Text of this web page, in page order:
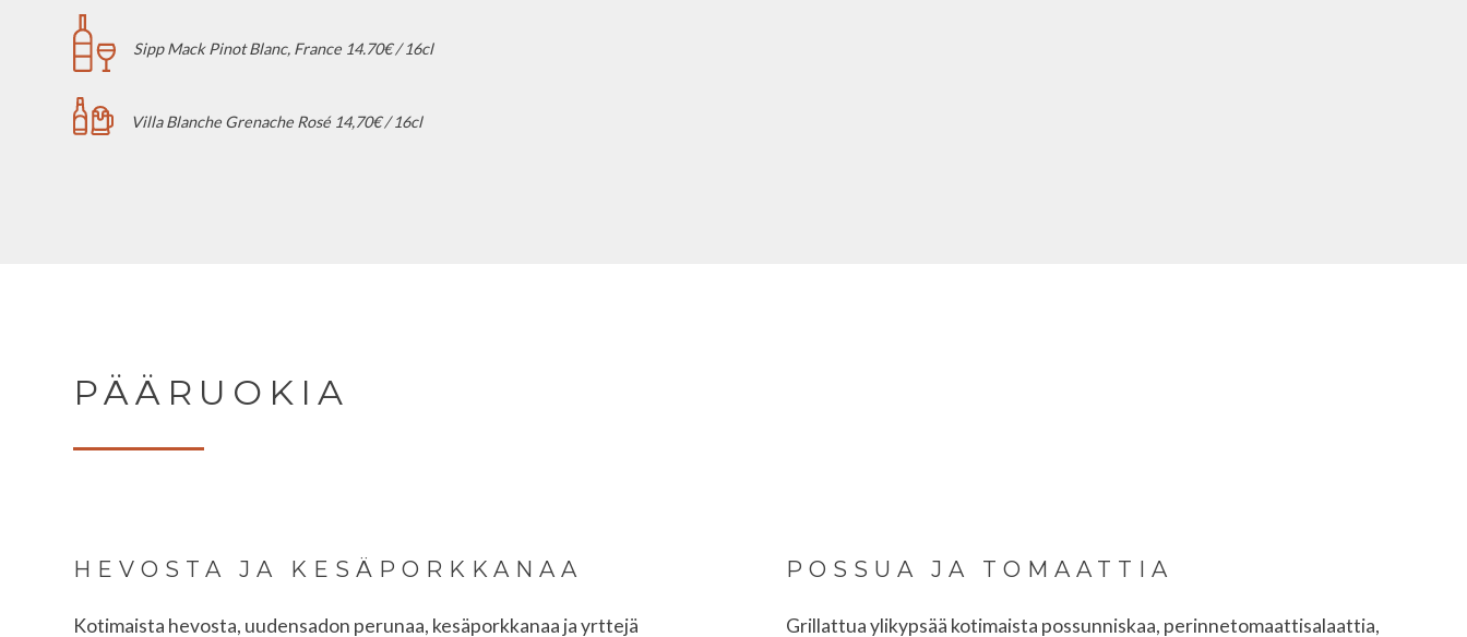
Sipp Mack Pinot Blanc, France 14.70€ / 16cl
Villa Blanche Grenache Rosé 14,70€ / 16cl
PÄÄRUOKIA
HEVOSTA JA KESÄPORKKANAA
Kotimaista hevosta, uudensadon perunaa, kesäporkkanaa ja yrttejä
POSSUA JA TOMAATTIA
Grillattua ylikypsää kotimaista possunniskaa, perinnetomaattisalaattia,